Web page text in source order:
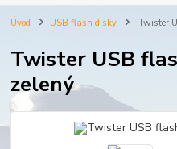
Úvod USB flash disky Twister
Twister USB
zelený